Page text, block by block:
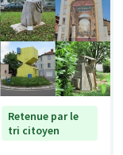
Retenue par le
tri citoyen